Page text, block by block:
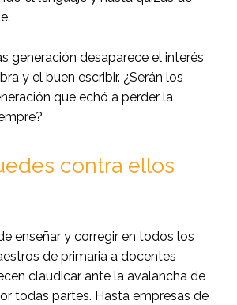
generación desaparece el interés
y el buen escribir. ¿Serán los
que echó a perder la
contra ellos
enseñar y corregir en todos los
de primaria a docentes
claudicar ante la avalancha de
todas partes. Hasta empresas de